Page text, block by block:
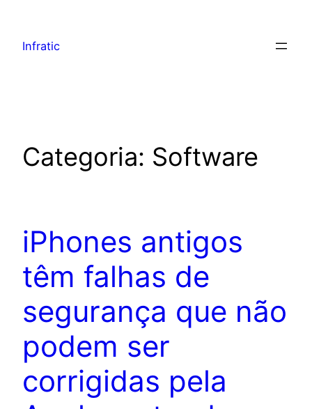
Infratic
Categoria: Software
iPhones antigos
têm falhas de
segurança que não
podem ser
corrigidas pela